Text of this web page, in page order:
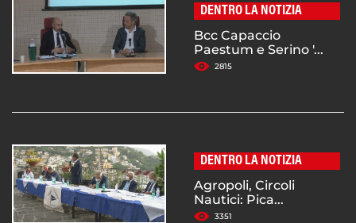
DENTRO LA NOTIZIA
Bcc Capaccio
Paestum e Serino '...
2815
DENTRO LA NOTIZIA
Agropoli, Circoli
Nautici: Pica...
3351